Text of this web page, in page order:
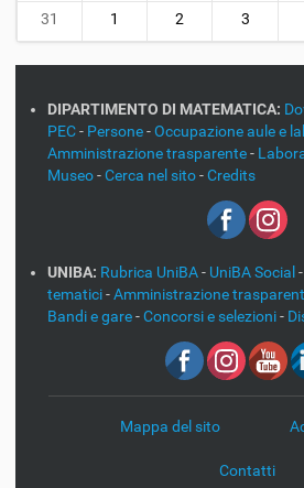
31
1 2 3
DIPARTIMENTO DI MATEMATICA:
PEC- Persone-Occupazione aule e
Amministrazione trasparente-
Museo-Cerca nel sito-Credits
UNIBA: Rubrica UniBA- UniBA Social -
tematici-Amministrazione
Bandi e gare-Concorsi e selezioni-
Mappa del sito
Contatti